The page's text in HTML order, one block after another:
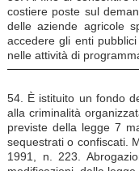
costiere poste sul
delle aziende agricole
accedere gli enti
nelle attività di
54. È istituito un fondo
alla criminalità
previste della legge 7
sequestrati o confiscati.
1991, n. 223.